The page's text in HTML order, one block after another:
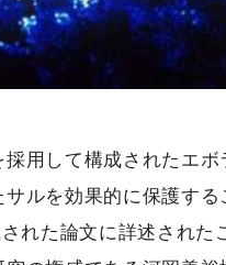
用して構成されたエ
ルを効果的に保護する
れた論文に詳述された